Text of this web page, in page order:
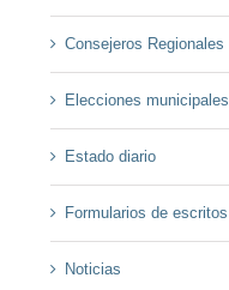
Consejeros Regionales
Elecciones municipales
Estado diario
Formularios de escritos
Noticias